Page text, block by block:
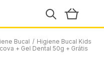
Bucal / Higiene Bucal Kids
+ Gel Dental 50g + Grátis